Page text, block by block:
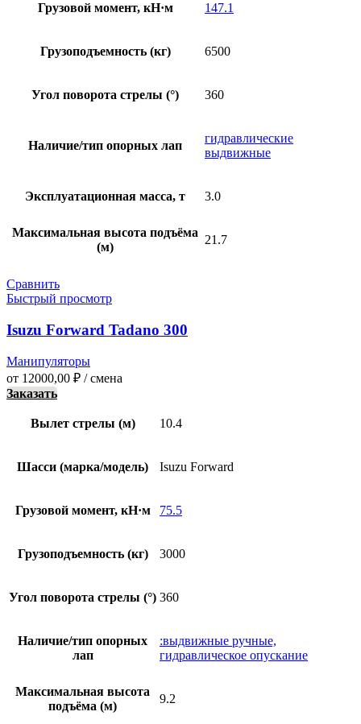
Грузовой момент, кН·м 147.1
Грузоподъемность (кг) 6500
Угол поворота стрелы (°) 360
Наличие/тип опорных лап
гидравлические
выдвижные
Эксплуатационная масса, т 3.0
Максимальная высота подъёма
(м)
21.7
Сравнить
Быстрый просмотр
Isuzu Forward Tadano 300
Манипуляторы
от 12000,00 ₽ / смена
Заказать
Вылет стрелы (м) 10.4
Шасси (марка/модель) Isuzu Forward
Грузовой момент, кН·м 75.5
Грузоподъемность (кг) 3000
Угол поворота стрелы (°) 360
Наличие/тип опорных
лап
:выдвижные ручные,
гидравлическое опускание
Максимальная высота
подъёма (м)
9.2